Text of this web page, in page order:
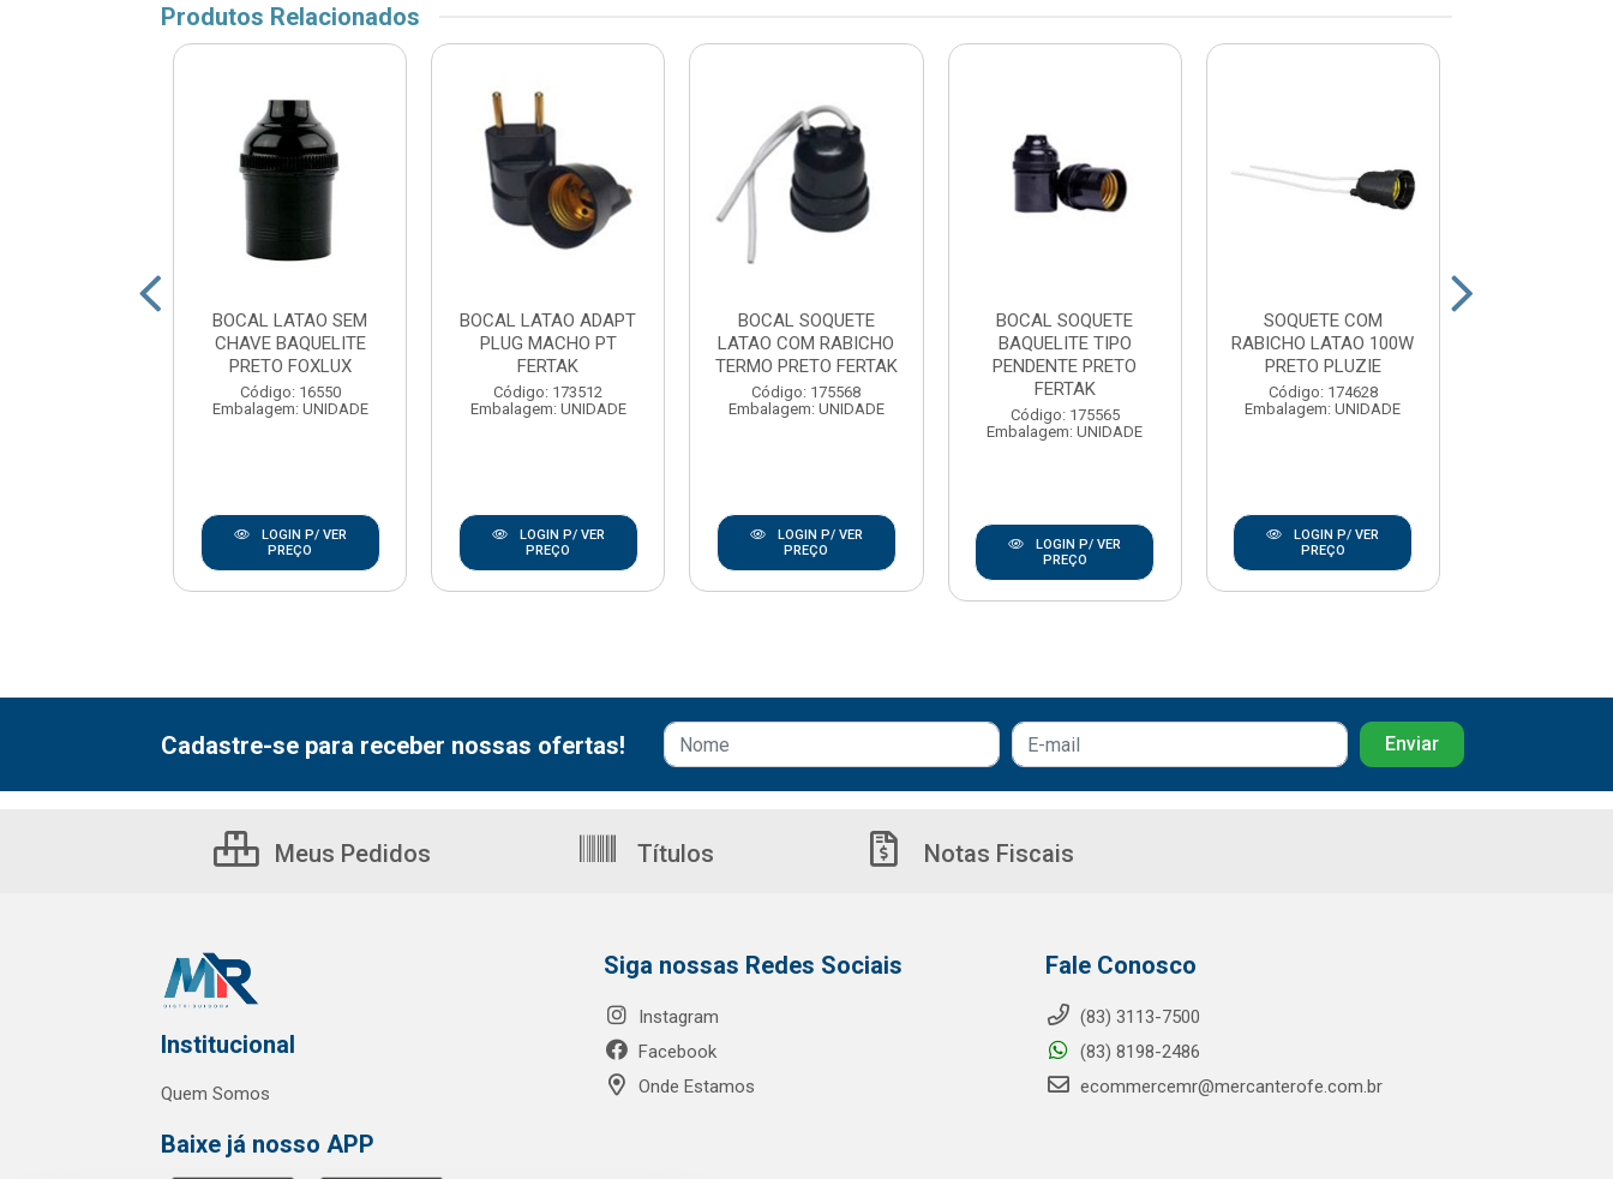
Produtos Relacionados
BOCAL LATAO SEM
CHAVE BAQUELITE
PRETO FOXLUX
Código: 16550
Embalagem: UNIDADE
LOGIN P/ VER
PREÇO
BOCAL LATAO ADAPT
PLUG MACHO PT
FERTAK
Código: 173512
Embalagem: UNIDADE
LOGIN P/ VER
PREÇO
BOCAL SOQUETE
LATAO COM RABICHO
TERMO PRETO FERTAK
Código: 175568
Embalagem: UNIDADE
LOGIN P/ VER
PREÇO
BOCAL SOQUETE
BAQUELITE TIPO
PENDENTE PRETO
FERTAK
Código: 175565
Embalagem: UNIDADE
LOGIN P/ VER
PREÇO
SOQUETE COM
RABICHO LATAO 100W
PRETO PLUZIE
Código: 174628
Embalagem: UNIDADE
LOGIN P/ VER
PREÇO
Cadastre-se para receber nossas ofertas!
Meus Pedidos Títulos Notas Fiscais
Institucional
Quem Somos
Baixe já nosso APP
Siga nossas Redes Sociais
Instagram
Facebook
Onde Estamos
Fale Conosco
(83) 3113-7500
(83) 8198-2486
ecommercemr@mercanterofe.com.br